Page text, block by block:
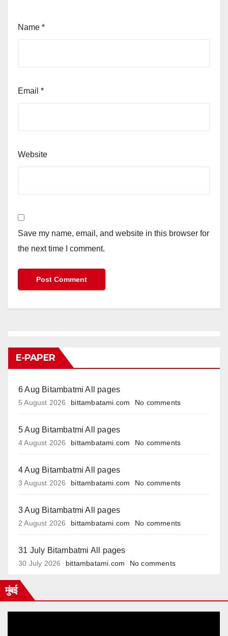
Name *
Email *
Website
Save my name, email, and website in this browser for
the next time I comment.
E-PAPER
6 Aug Bitambatmi All pages
5 August 2026 bittambatami.com No comments
5 Aug Bitambatmi All pages
4 August 2026 bittambatami.com No comments
4 Aug Bitambatmi All pages
3 August 2026 bittambatami.com No comments
3 Aug Bitambatmi All pages
2 August 2026 bittambatami.com No comments
31 July Bitambatmi All pages
30 July 2026 bittambatami.com No comments
मुंबई